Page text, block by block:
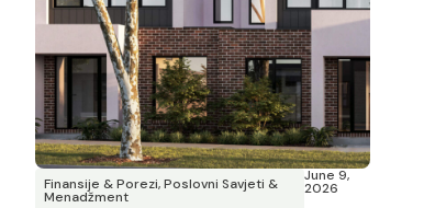
Finansije & Porezi,Poslovni Savjeti &
Menadžment
June 9,
2026